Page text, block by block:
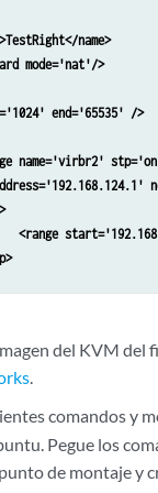
end='65535' />
/etc/libvirt/qemu/
TestRight
del KVM
comandos y
Pegue los
de montaje y